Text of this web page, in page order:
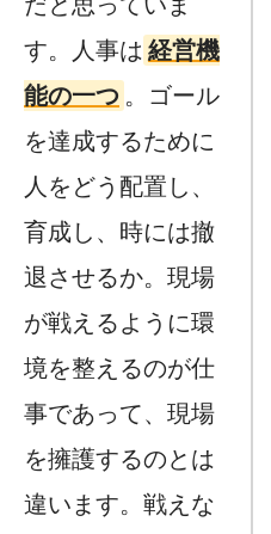
だと思っていま
す。人事は 経営機
能の一つ 。ゴール
を達成するために
人をどう配置し、
育成し、時には撤
退させるか。現場
が戦えるように環
境を整えるのが仕
事であって、現場
を擁護するのとは
違います。戦えな